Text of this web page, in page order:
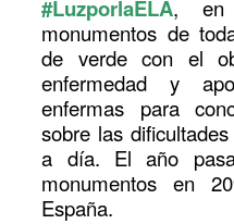
#LuzporlaELA, en
monumentos de
de verde con el
enfermedad y
enfermas para
sobre las
a día. El año
monumentos en
España.